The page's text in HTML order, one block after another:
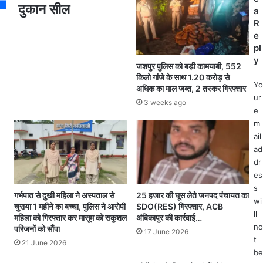
-
घू
श
2
4
ल
से
ला
गू
दुकान सील
को
मि
ले
5
को
रो
ना
सं
मि
त
म
री
ज
ड
ल
धि
जशपुर पुलिस को बड़ी कामयाबी, 552
किलो गांजे के साथ 1.20 करोड़ से
अधिक का माल जब्त, 2 तस्कर गिरफ्तार
3 weeks ago
गर्भपात से दुखी महिला ने अस्पताल से
चुराया 1 महीने का बच्चा, पुलिस ने आरोपी
महिला को गिरफ्तार कर मासूम को सकुशल
परिजनों को सौंपा
21 June 2026
25 हजार की घूस लेते जनपद पंचायत का
SDO(RES) गिरफ्तार, ACB
अंबिकापुर की कार्रवाई…
17 June 2026
a
R
e
pl
y
Yo
ur
e
m
ail
ad
dr
es
s
wi
ll
no
t
be